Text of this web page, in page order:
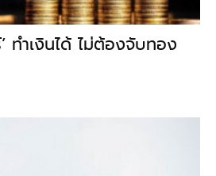
ทำเงินได้ ไม่ต้องจับทอง